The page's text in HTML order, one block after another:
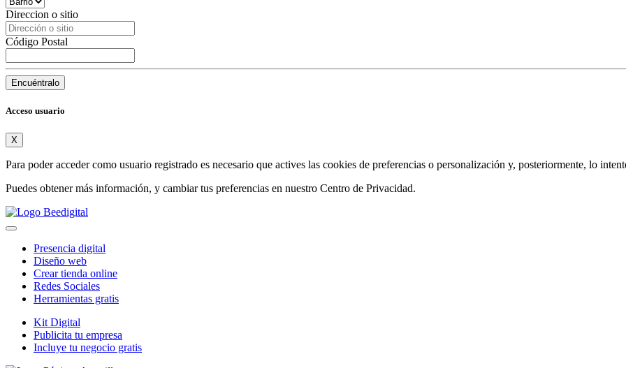
Direccion o sitio
Código Postal
Encuéntralo
Acceso usuario
X
Para poder acceder como usuario registrado es necesario que actives las cookies de preferencias o personalización y, posteriormente, lo
Puedes obtener más información, y cambiar tus preferencias en nuestro Centro de Privacidad.
Presencia digital
Diseño web
Crear tienda online
Redes Sociales
Herramientas gratis
Kit Digital
Publicita tu empresa
Incluye tu negocio gratis